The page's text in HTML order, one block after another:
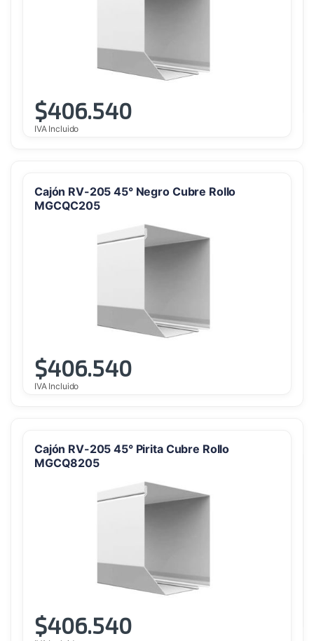
$406.540
IVA Incluido
Cajón RV-205 45° Negro Cubre Rollo
MGCQC205
$406.540
IVA Incluido
Cajón RV-205 45° Pirita Cubre Rollo
MGCQ8205
$406.540